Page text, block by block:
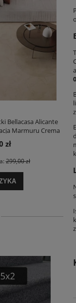
Bellacasa Alicante
Marmuru Crema
zł
299,00 zł